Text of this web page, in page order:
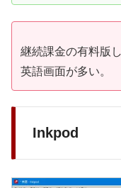
継続課金の有料版
英語画面が多い。
Inkpod